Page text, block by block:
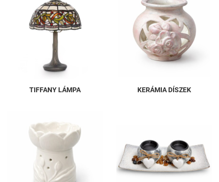
TIFFANY LÁMPA KERÁMIA DÍSZEK